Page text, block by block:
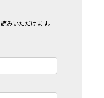
みいただけます。